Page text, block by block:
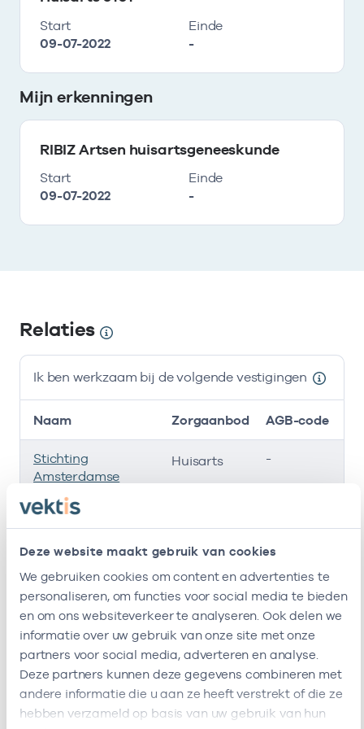
Deze website maakt gebruik van cookies
We gebruiken cookies om content en advertenties te
personaliseren, om functies voor social media te bieden
en om ons websiteverkeer te analyseren. Ook delen we
informatie over uw gebruik van onze site met onze
partners voor social media, adverteren en analyse.
Deze partners kunnen deze gegevens combineren met
andere informatie die u aan ze heeft verstrekt of die ze
hebben verzameld op basis van uw gebruik van hun
Start
09-07-2022
Einde
-
Mijn erkenningen
RIBIZ Artsen huisartsgeneeskunde
Start
09-07-2022
Einde
-
Relaties
Ik ben werkzaam bij de volgende vestigingen
Ik ben werkzaam bij de volgende vestigingen
Naam Zorgaanbod AGB-code
Stichting
Amsterdamse
Gezondheidscentra
Huisarts -
Roha B.v. -
Huisartsenpraktijk
Boven Oost
Huisarts -
Ik heb een arbeidsrelatie met
Naam Rol AGB-code